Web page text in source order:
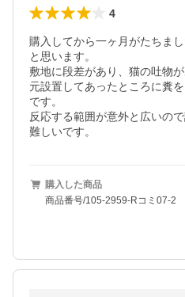
4
購入してから一ヶ月がたちま
と思います。
敷地に段差があり、猫の吐物
元設置してあったところに糞
です。
反応する範囲が意外と広いの
難しいです。
購入した商品
商品番号/105-2959-Rコミ07-2